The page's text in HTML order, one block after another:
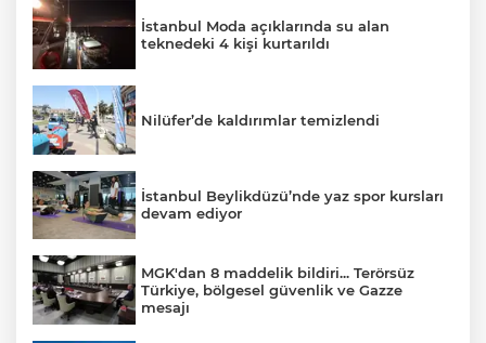
İstanbul Moda açıklarında su alan
teknedeki 4 kişi kurtarıldı
Nilüfer’de kaldırımlar temizlendi
İstanbul Beylikdüzü’nde yaz spor kursları
devam ediyor
MGK'dan 8 maddelik bildiri... Terörsüz
Türkiye, bölgesel güvenlik ve Gazze
mesajı